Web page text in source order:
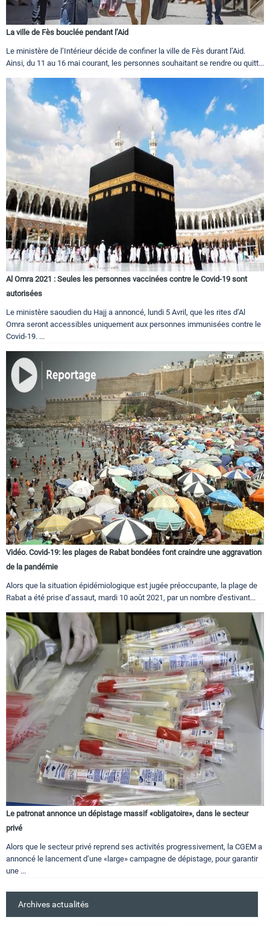
La ville de Fès bouclée pendant l’Aid
Le ministère de l’Intérieur décide de confiner la ville de Fès durant l’Aid.
Ainsi, du 11 au 16 mai courant, les personnes souhaitant se rendre ou quitt...
Al Omra 2021 : Seules les personnes vaccinées contre le Covid-19 sont
autorisées
Le ministère saoudien du Hajj a annoncé, lundi 5 Avril, que les rites d’Al
Omra seront accessibles uniquement aux personnes immunisées contre le
Covid-19. ...
Vidéo. Covid-19: les plages de Rabat bondées font craindre une aggravation
de la pandémie
Alors que la situation épidémiologique est jugée préoccupante, la plage de
Rabat a été prise d’assaut, mardi 10 août 2021, par un nombre d'estivant...
Le patronat annonce un dépistage massif «obligatoire», dans le secteur
privé
Alors que le secteur privé reprend ses activités progressivement, la CGEM a
annoncé le lancement d’une «large» campagne de dépistage, pour garantir
une ...
Archives actualités